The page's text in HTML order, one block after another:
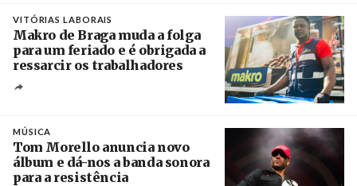
VITÓRIAS LABORAIS
Makro de Braga muda a folga
para um feriado e é obrigada a
ressarcir os trabalhadores
MÚSICA
Tom Morello anuncia novo
álbum e dá-nos a banda sonora
para a resistência